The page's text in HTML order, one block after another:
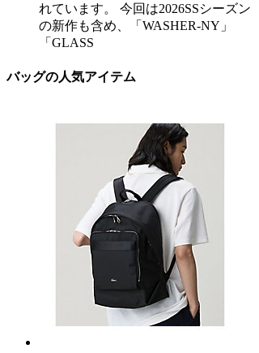
れています。 今回は2026SSシーズン
の新作も含め、「WASHER-NY」
「GLASS
バッグの人気アイテム